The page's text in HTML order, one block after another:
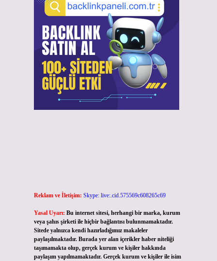
Reklam ve İletişim: Skype: live:.cid.575569c608265c69
Yasal Uyarı: Bu internet sitesi, herhangi bir marka, kurum
veya şahıs şirketi ile hiçbir bağlantısı bulunmamaktadır.
Sitede yalnızca kendi hazırladığımız makaleler
paylaşılmaktadır. Burada yer alan içerikler haber niteliği
taşımamakta olup, gerçek kurum ve kişiler hakkında
paylaşım yapılmamaktadır. Gerçek kurum ve kişiler ile isim